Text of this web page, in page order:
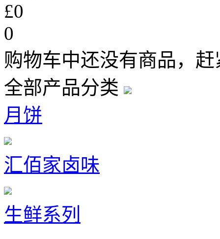
£0
0
购物车中还没有商品，
全部产品分类
月饼
汇佰家卤味
生鲜系列